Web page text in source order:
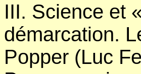
III. Science et
démarcation.
Popper (Luc